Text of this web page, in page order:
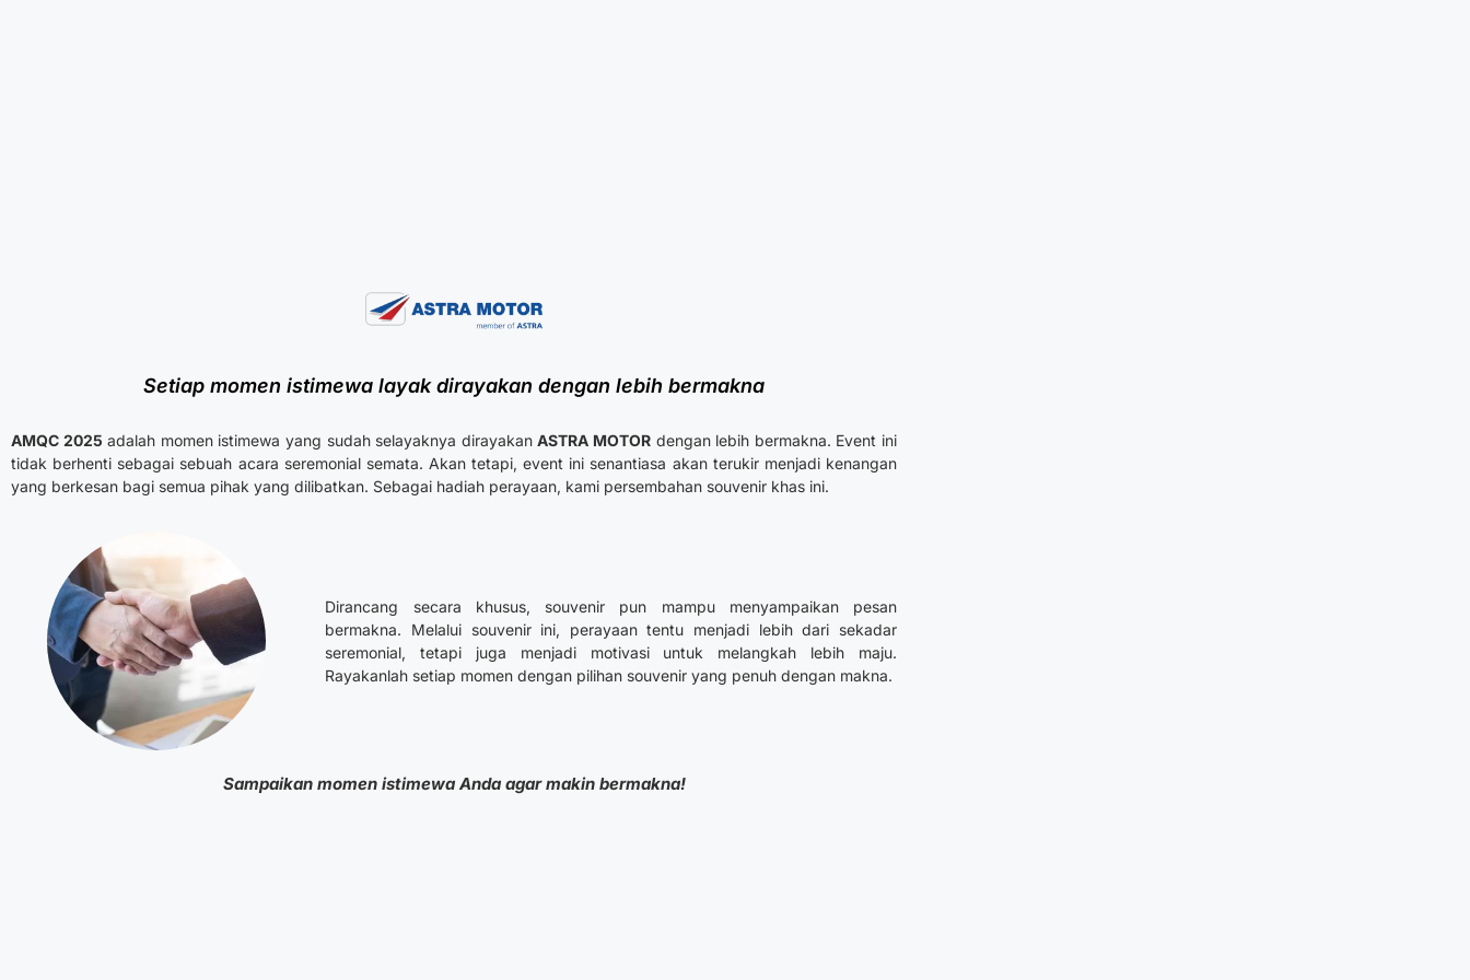
Setiap momen istimewa layak dirayakan dengan lebih bermakna
AMQC 2025 adalah momen istimewa yang sudah selayaknya dirayakanASTRA MOTOR dengan lebih bermakna. Event ini
tidak berhenti sebagai sebuah acara seremonial semata. Akan tetapi, event ini senantiasa akan terukir menjadi kenangan
yang berkesan bagi semua pihak yang dilibatkan. Sebagai hadiah perayaan, kami persembahan souvenir khas ini.
Dirancang secara khusus, souvenir pun mampu menyampaikan pesan
bermakna. Melalui souvenir ini, perayaan tentu menjadi lebih dari sekadar
seremonial, tetapi juga menjadi motivasi untuk melangkah lebih maju.
Rayakanlah setiap momen dengan pilihan souvenir yang penuh dengan makna.
Sampaikan momen istimewa Anda agar makin bermakna!